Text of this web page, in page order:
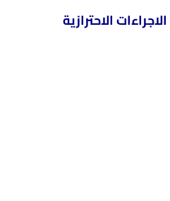
الاحترازية